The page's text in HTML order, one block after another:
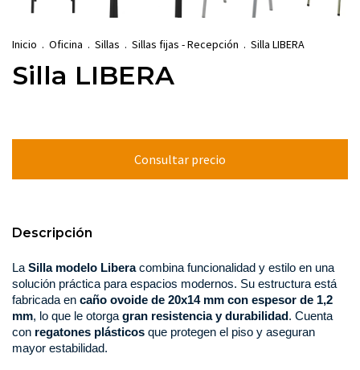
Inicio . Oficina . Sillas . Sillas fijas - Recepción . Silla LIBERA
Silla LIBERA
Descripción
La Silla modelo Libera combina funcionalidad y estilo en una
solución práctica para espacios modernos. Su estructura está
fabricada en caño ovoide de 20x14 mm con espesor de 1,2
mm, lo que le otorga gran resistencia y durabilidad. Cuenta
con regatones plásticos que protegen el piso y aseguran
mayor estabilidad.